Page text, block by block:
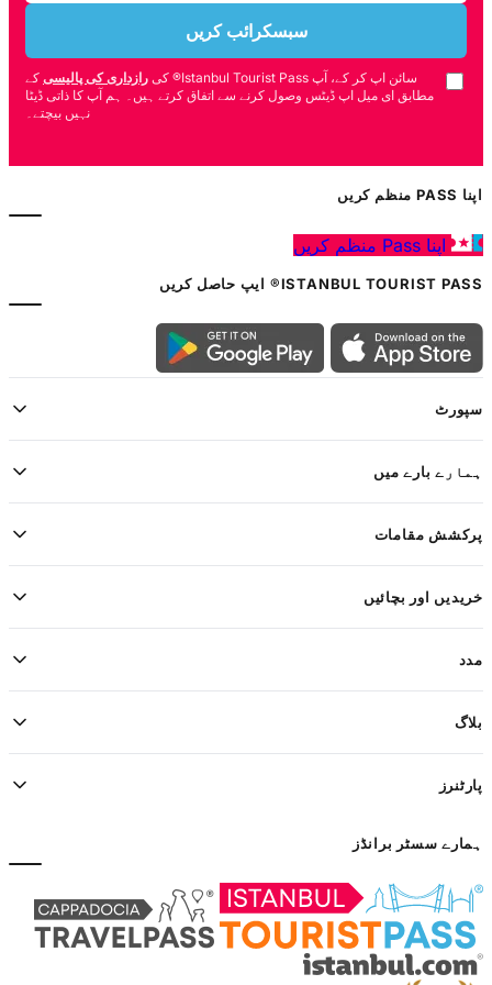
سبسکرائب کریں
سائن اپ کر کے، آپ Istanbul Tourist Pass® کی رازداری کی پالیسی کے
مطابق ای میل اپ ڈیٹس وصول کرنے سے اتفاق کرتے ہیں۔ ہم آپ کا ذاتی ڈیٹا
نہیں بیچتے۔
اپنا PASS منظم کریں
اپنا Pass منظم کریں
ISTANBUL TOURIST PASS® ایپ حاصل کریں
سپورٹ
ہمارے بارے میں
پرکشش مقامات
خریدیں اور بچائیں
مدد
بلاگ
پارٹنرز
ہمارے سسٹر برانڈز